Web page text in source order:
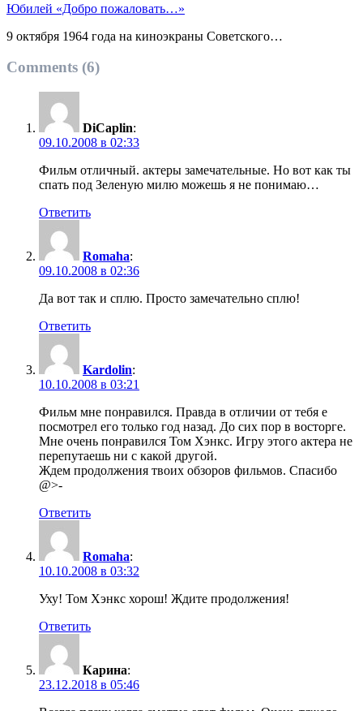
Юбилей «Добро пожаловать…»
9 октября 1964 года на киноэкраны Советского…
Comments (6)
DiCaplin:
09.10.2008 в 02:33
Фильм отличный. актеры замечательные. Но вот как ты
спать под Зеленую милю можешь я не понимаю…
Ответить
Romaha:
09.10.2008 в 02:36
Да вот так и сплю. Просто замечательно сплю!
Ответить
Kardolin:
10.10.2008 в 03:21
Фильм мне понравился. Правда в отличии от тебя е
посмотрел его только год назад. До сих пор в восторге.
Мне очень понравился Том Хэнкс. Игру этого актера не
перепутаешь ни с какой другой.
Ждем продолжения твоих обзоров фильмов. Спасибо
@>-
Ответить
Romaha:
10.10.2008 в 03:32
Уху! Том Хэнкс хорош! Ждите продолжения!
Ответить
Карина:
23.12.2018 в 05:46